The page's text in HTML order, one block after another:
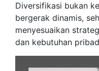
Diversifikasi bukan
bergerak dinamis,
menyesuaikan
dan kebutuhan